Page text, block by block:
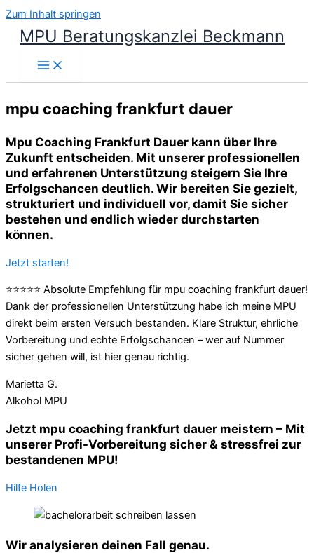
Zum Inhalt springen
MPU Beratungskanzlei Beckmann
mpu coaching frankfurt dauer
Mpu Coaching Frankfurt Dauer kann über Ihre
Zukunft entscheiden. Mit unserer professionellen
und erfahrenen Unterstützung steigern Sie Ihre
Erfolgschancen deutlich. Wir bereiten Sie gezielt,
strukturiert und individuell vor, damit Sie sicher
bestehen und endlich wieder durchstarten
können.
Jetzt starten!
⭐⭐⭐⭐⭐ Absolute Empfehlung für mpu coaching frankfurt dauer!
Dank der professionellen Unterstützung habe ich meine MPU
direkt beim ersten Versuch bestanden. Klare Struktur, ehrliche
Vorbereitung und echte Erfolgschancen – wer auf Nummer
sicher gehen will, ist hier genau richtig.
Marietta G.
Alkohol MPU
Jetzt mpu coaching frankfurt dauer meistern – Mit
unserer Profi-Vorbereitung sicher & stressfrei zur
bestandenen MPU!
Hilfe Holen
Wir analysieren deinen Fall genau.